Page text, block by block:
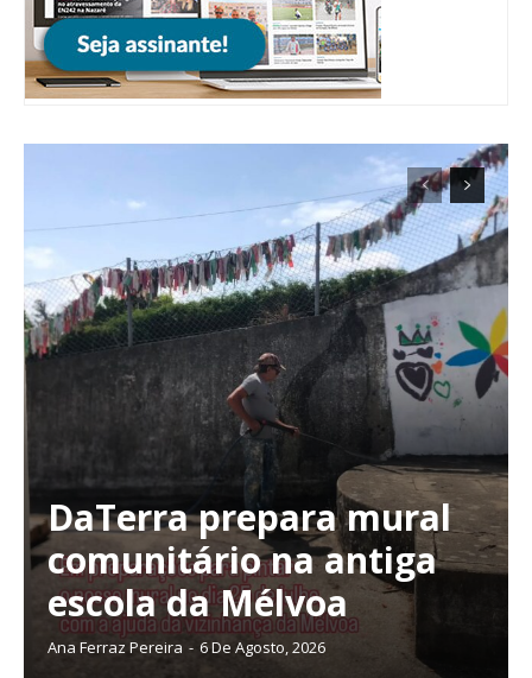
Planos de Assinatura
Faça-se assinante do Região de Cister e ajude-nos a manter este serviço
público!
DaTerra prepara mural
comunitário na antiga
escola da Mélvoa
Ana Ferraz Pereira - 6 De Agosto, 2026